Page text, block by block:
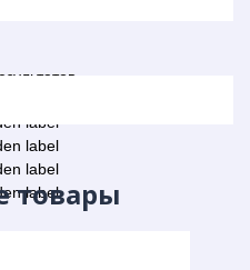
label
label
label
label
товары